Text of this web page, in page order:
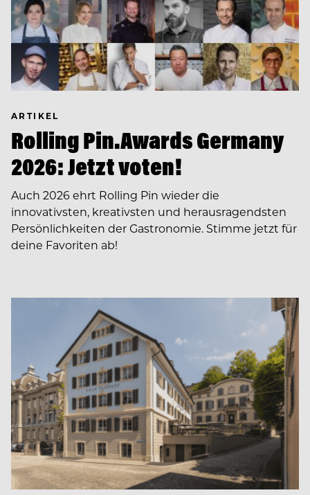
ARTIKEL
Rolling Pin.Awards Germany
2026: Jetzt voten!
Auch 2026 ehrt Rolling Pin wieder die
innovativsten, kreativsten und herausragendsten
Persönlichkeiten der Gastronomie. Stimme jetzt für
deine Favoriten ab!